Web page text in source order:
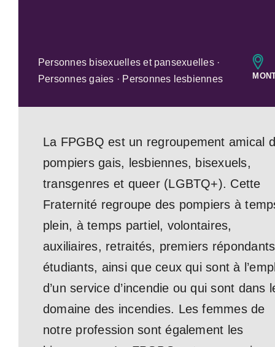
Personnes bisexuelles et pansexuelles ·
Personnes gaies · Personnes lesbiennes
La FPGBQ est un regroupement amical
pompiers gais, lesbiennes, bisexuels,
transgenres et queer (LGBTQ+). Cette
Fraternité regroupe des pompiers à
plein, à temps partiel, volontaires,
auxiliaires, retraités, premiers
étudiants, ainsi que ceux qui sont à
d’un service d’incendie ou qui sont dans
domaine des incendies. Les femmes de
notre profession sont également les